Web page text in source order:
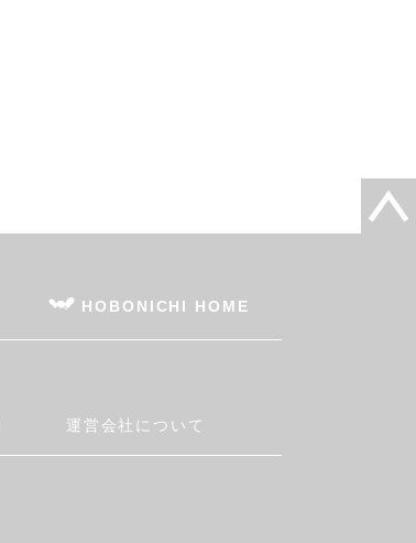
HOBONICHI HOME
運営会社について